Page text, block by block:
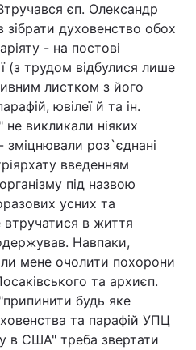
єп. Олександр
духовенство обох
- на постові
(з трудом відбулися лише
листком з його
ювілеї й та ін.
викликали ніяких
зміцнювали роз`єднані
введенням
під назвою
усних та
втручатися в життя
Навпаки,
мене очолити похорони
та архиєп.
будь яке
та парафій УПЦ
в США" треба звертати